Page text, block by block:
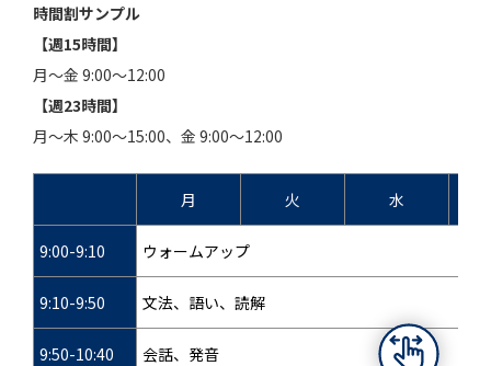
時間割サンプル
【週15時間】
月～金 9:00～12:00
【週23時間】
月～木 9:00～15:00、金 9:00～12:00
月 火 水
9:00-9:10 ウォームアップ
9:10-9:50 文法、語い、読解
9:50-10:40 会話、発音